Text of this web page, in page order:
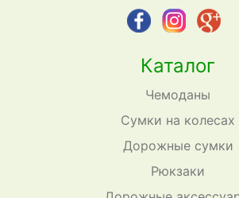
Каталог
Чемоданы
Сумки на колесах
Дорожные сумки
Рюкзаки